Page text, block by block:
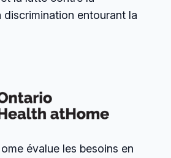
entourant la
évalue les besoins en